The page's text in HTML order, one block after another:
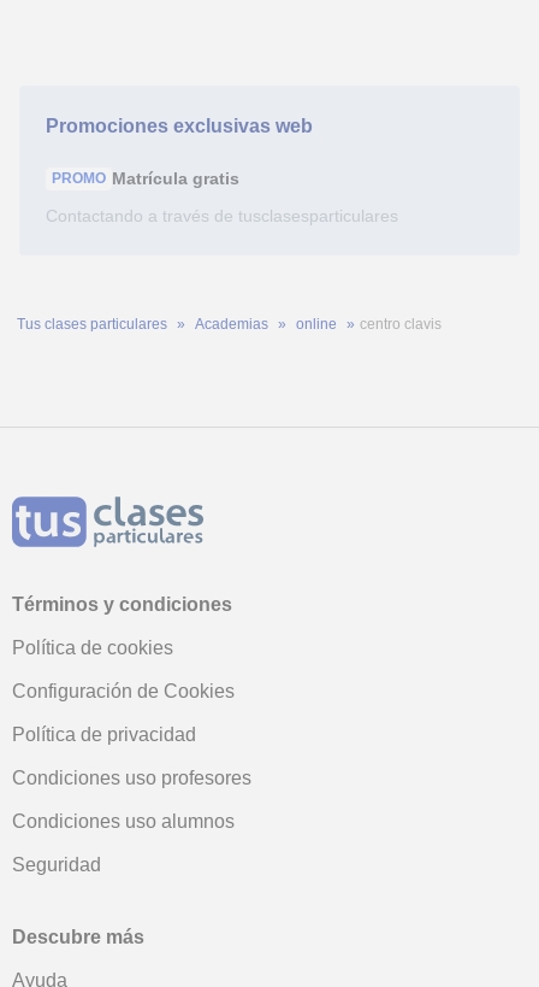
Promociones exclusivas web
PROMO Matrícula gratis
Contactando a través de tusclasesparticulares
Tus clases particulares Academias online centro clavis
Términos y condiciones
Política de cookies
Configuración de Cookies
Política de privacidad
Condiciones uso profesores
Condiciones uso alumnos
Seguridad
Descubre más
Ayuda